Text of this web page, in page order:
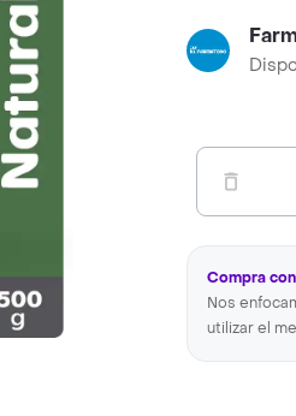
Compra
Nos
utilizar el